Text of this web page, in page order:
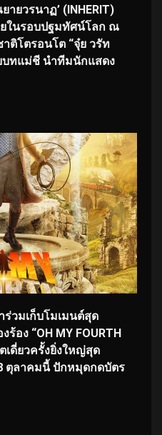
ยวรนาฏ’ (INHERIT)
ในรอบปฐมทัศน์โลก ณ
ติโตรอนโต “จุ๋ย วรัท
บทแม่ชี นำทีมนักแสดง
ร่วมเก็บโมเมนต์สุด
อง “OH MY FOURTH
เดี่ยวครั้งยิ่งใหญ่สุด
ตุลาคมนี้ ปักหมุดกดบัตร